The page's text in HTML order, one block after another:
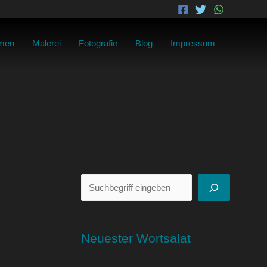
Malerei Fotografie Blog Impressum
Neuester Wortsalat